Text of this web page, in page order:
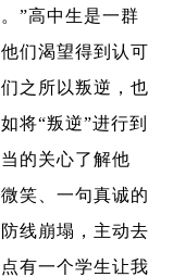
”高中生是一群
们渴望得到认可
之所以叛逆，也
将“叛逆”进行到
的关心了解他
笑、一句真诚的
线崩塌，主动去
有一个学生让我